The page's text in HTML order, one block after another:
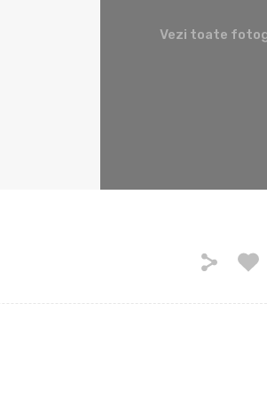
Vezi toate